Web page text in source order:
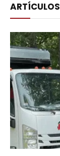
ARTÍCULOS